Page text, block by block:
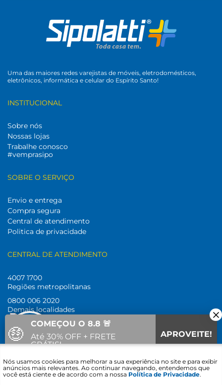
Uma das maiores redes varejistas de móveis, eletrodomésticos,
eletrônicos, informática e celular do Espírito Santo!
INSTITUCIONAL
Sobre nós
Nossas lojas
Trabalhe conosco
#vemprasipo
SOBRE O SERVIÇO
Envio e entrega
Compra segura
Central de atendimento
Politica de privacidade
CENTRAL DE ATENDIMENTO
4007 1700
Regiões metropolitanas
0800 006 2020
Demais localidades
Horário de atendimento:
Seg. a Sex. das 8h30 às 18h30
SIGA-NOS
Nós usamos cookies para melhorar a sua experiência no site e para exibir
anúncios mais relevantes. Ao continuar navegando, entendemos que
você está ciente e de acordo com a nossa Política de Privacidade.
Fale com um
especialista
🤑
COMEÇOU O 8.8 🚨
Até 30% OFF + FRETE
GRÁTIS!
APROVEITE!
Vai acabar em: 03 14 08